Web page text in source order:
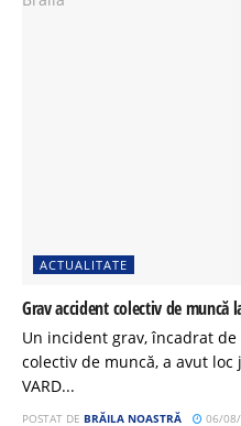
ACTUALITATE
Grav accident colectiv de muncă
Un incident grav, încadrat
colectiv de muncă, a avut
VARD...
POSTAT DE BRĂILA NOASTRĂ 06/